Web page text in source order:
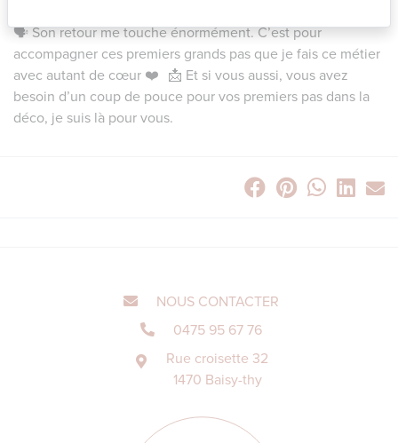
🗣 Son retour me touche énormément. C’est pour
accompagner ces premiers grands pas que je fais ce métier
avec autant de cœur ❤️ 📩 Et si vous aussi, vous avez
besoin d’un coup de pouce pour vos premiers pas dans la
déco, je suis là pour vous.
NOUS CONTACTER
0475 95 67 76
Rue croisette 32
1470 Baisy-thy